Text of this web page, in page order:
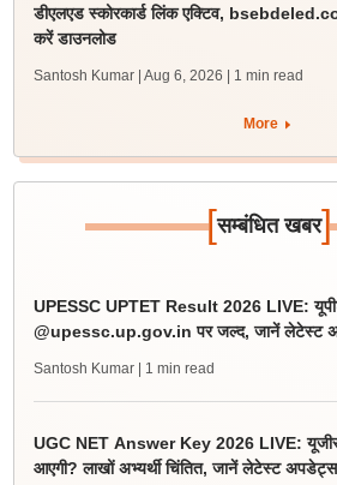
डीएलएड स्कोरकार्ड लिंक एक्टिव,
करें डाउनलोड
Santosh Kumar | Aug 6, 2026 | 1 min read
More
[सम्बंधित खबर]
UPESSC UPTET Result 2026 LIVE:
@upessc.up.gov.in पर जल्द, जानें लेटेस्ट
Santosh Kumar | 1 min read
UGC NET Answer Key 2026 LIVE:
आएगी? लाखों अभ्यर्थी चिंतित, जानें लेटेस्ट अपडेट्स